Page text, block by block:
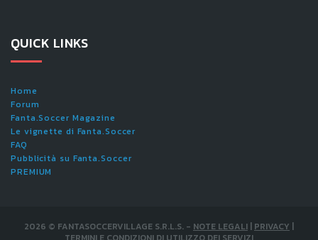
QUICK LINKS
Home
Forum
Fanta.Soccer Magazine
Le vignette di Fanta.Soccer
FAQ
Pubblicità su Fanta.Soccer
PREMIUM
2026 © FANTASOCCERVILLAGE S.R.L.S. - NOTE LEGALI | PRIVACY |